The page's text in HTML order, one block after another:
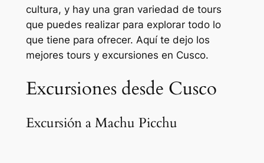
cultura, y hay una gran variedad de tours
que puedes realizar para explorar todo lo
que tiene para ofrecer. Aquí te dejo los
mejores tours y excursiones en Cusco.
Excursiones desde Cusco
Excursión a Machu Picchu